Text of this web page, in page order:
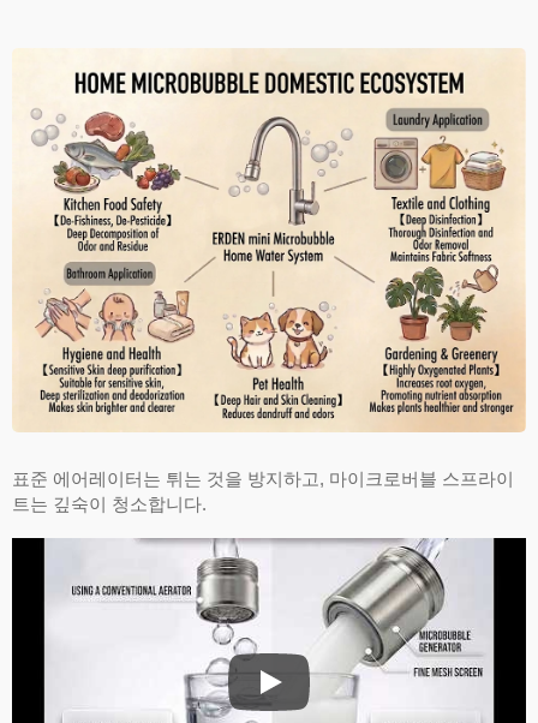
표준 에어레이터는 튀는 것을 방지하고, 마이크로버블 스프라이
트는 깊숙이 청소합니다.
표준 에어레이터는 튀는 것을 방지